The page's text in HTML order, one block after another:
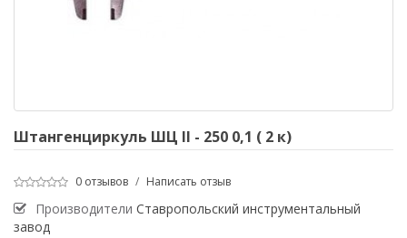
Штангенциркуль ШЦ II - 250 0,1 ( 2 к)
0 отзывов / Написать отзыв
Производители Ставропольский инструментальный
завод